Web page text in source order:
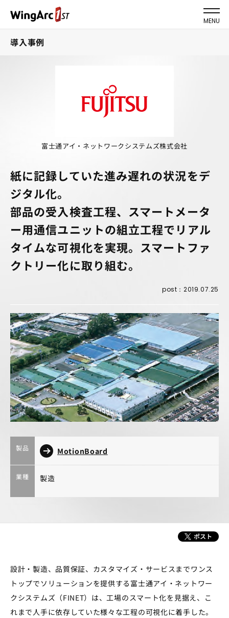
MENU
導入事例
富士通アイ・ネットワークシステムズ株式会社
紙に記録していた進み遅れの状況をデ
ジタル化。
部品の受入検査工程、スマートメータ
ー用通信ユニットの組立工程でリアル
タイムな可視化を実現。スマートファ
クトリー化に取り組む。
post：2019.07.25
製品 MotionBoard
業種 製造
設計・製造、品質保証、カスタマイズ・サービスまでワンス
トップでソリューションを提供する富士通アイ・ネットワー
クシステムズ（FINET）は、工場のスマート化を見据え、こ
れまで人手に依存していた様々な工程の可視化に着手した。